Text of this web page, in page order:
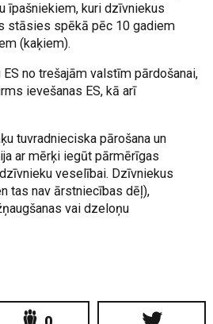
īpašniekiem, kuri dzīvniekus
stāsies spēkā pēc 10 gadiem
(kaķiem).
no trešajām valstīm pārdošanai,
ievešanas ES, kā arī
tuvradnieciska pārošana un
ar mērķi iegūt pārmērīgas
veselībai. Dzīvniekus
tas nav ārstniecības dēļ),
vai dzeloņu